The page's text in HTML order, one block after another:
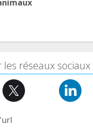
les réseaux sociaux